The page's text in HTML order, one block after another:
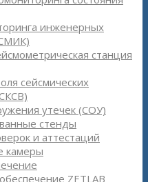
инженерных
станция
сейсмических
утечек (СОУ)
стенды
и аттестаций
камеры
ZETLAB